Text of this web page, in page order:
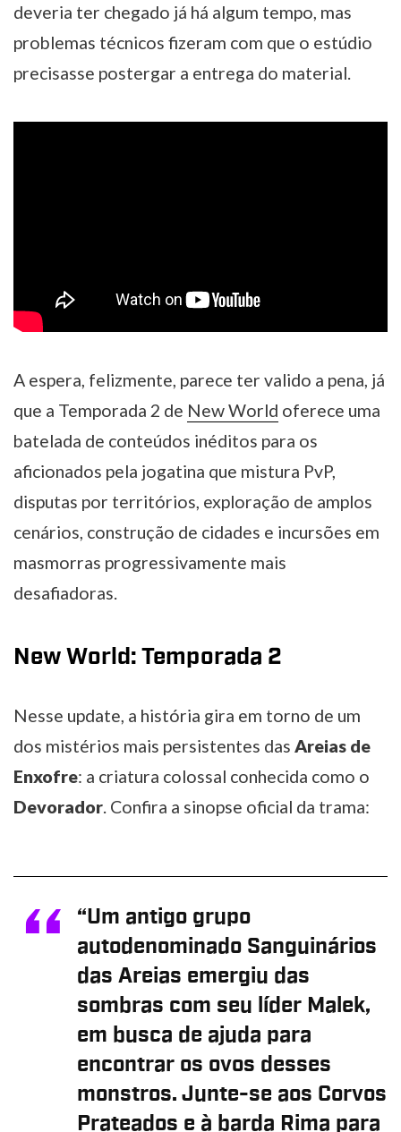
deveria ter chegado já há algum tempo, mas
problemas técnicos fizeram com que o estúdio
precisasse postergar a entrega do material.
A espera, felizmente, parece ter valido a pena, já
que a Temporada 2 de New World oferece uma
batelada de conteúdos inéditos para os
aficionados pela jogatina que mistura PvP,
disputas por territórios, exploração de amplos
cenários, construção de cidades e incursões em
masmorras progressivamente mais
desafiadoras.
New World: Temporada 2
Nesse update, a história gira em torno de um
dos mistérios mais persistentes das Areias de
Enxofre: a criatura colossal conhecida como o
Devorador. Confira a sinopse oficial da trama:
“Um antigo grupo
autodenominado Sanguinários
das Areias emergiu das
sombras com seu líder Malek,
em busca de ajuda para
encontrar os ovos desses
monstros. Junte-se aos Corvos
Prateados e à barda Rima para